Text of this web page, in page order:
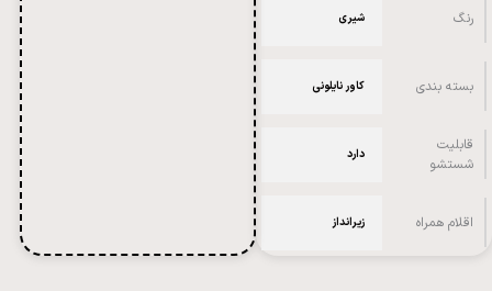
رنگ شیری
بسته بندی کاور نایلونی
قابلیت
شستشو
دارد
اقلام همراه زیرانداز